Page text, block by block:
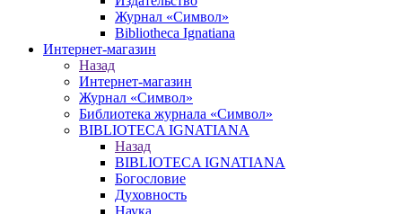
Журнал «Символ»
Bibliotheca Ignatiana
Интернет-магазин
Назад
Интернет-магазин
Журнал «Символ»
Библиотека журнала «Символ»
BIBLIOTECA IGNATIANA
Назад
BIBLIOTECA IGNATIANA
Богословие
Духовность
Наука